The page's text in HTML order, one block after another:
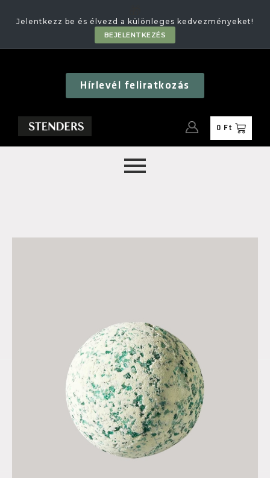
Jelentkezz be és élvezd a különleges kedvezményeket!
BEJELENTKEZÉS
Hírlevél feliratkozás
0 Ft